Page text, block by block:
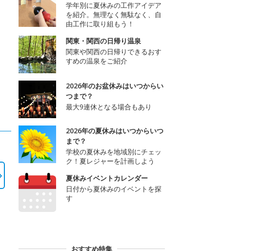
学年別に夏休みの工作アイデア
を紹介。無理なく無駄なく、自
由工作に取り組もう！
関東・関西の日帰り温泉
関東や関西の日帰りできるおす
すめの温泉をご紹介
2026年のお盆休みはいつからい
つまで？
最大9連休となる場合もあり
2026年の夏休みはいつからいつ
まで？
学校の夏休みを地域別にチェッ
ク！夏レジャーを計画しよう
夏休みイベントカレンダー
日付から夏休みのイベントを探
す
おすすめ特集